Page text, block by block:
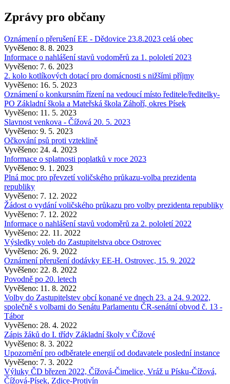
Zprávy pro občany
Oznámení o přerušení EE - Dědovice 23.8.2023 celá obec
Vyvěšeno: 8. 8. 2023
Informace o nahlášení stavů vodoměrů za 1. pololetí 2023
Vyvěšeno: 7. 6. 2023
2. kolo kotlíkových dotací pro domácnosti s nižšími příjmy
Vyvěšeno: 16. 5. 2023
Oznámení o konkursním řízení na vedoucí místo ředitele/ředitelky-
PO Základní škola a Mateřská škola Záhoří, okres Písek
Vyvěšeno: 11. 5. 2023
Slavnost venkova - Čížová 20. 5. 2023
Vyvěšeno: 9. 5. 2023
Očkování psů proti vzteklině
Vyvěšeno: 24. 4. 2023
Informace o splatnosti poplatků v roce 2023
Vyvěšeno: 9. 1. 2023
Plná moc pro převzetí voličského průkazu-volba prezidenta
republiky
Vyvěšeno: 7. 12. 2022
Žádost o vydání voličského průkazu pro volby prezidenta republiky
Vyvěšeno: 7. 12. 2022
Informace o nahlášení stavů vodoměrů za 2. pololetí 2022
Vyvěšeno: 22. 11. 2022
Výsledky voleb do Zastupitelstva obce Ostrovec
Vyvěšeno: 26. 9. 2022
Oznámení přerušení dodávky EE-H. Ostrovec, 15. 9. 2022
Vyvěšeno: 22. 8. 2022
Povodně po 20. letech
Vyvěšeno: 11. 8. 2022
Volby do Zastupitelstev obcí konané ve dnech 23. a 24. 9.2022,
společně s volbami do Senátu Parlamentu ČR-senátní obvod č. 13 -
Tábor
Vyvěšeno: 28. 4. 2022
Zápis žáků do I. třídy Základní školy v Čížové
Vyvěšeno: 8. 3. 2022
Upozornění pro odběratele energií od dodavatele poslední instance
Vyvěšeno: 7. 3. 2022
Výluky ČD březen 2022, Čížová-Čimelice, Vráž u Písku-Čížová,
Čížová-Písek, Zdice-Protivín